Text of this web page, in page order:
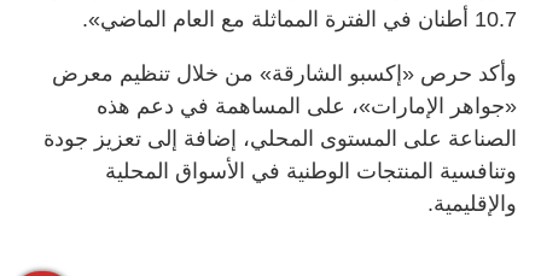
10.7 أطنان في الفترة المماثلة مع العام الماضي».
وأكد حرص «إكسبو الشارقة» من خلال تنظيم معرض
«جواهر الإمارات»، على المساهمة في دعم هذه
الصناعة على المستوى المحلي، إضافة إلى تعزيز جودة
وتنافسية المنتجات الوطنية في الأسواق المحلية
والإقليمية.